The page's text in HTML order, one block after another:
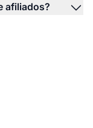
afiliados?